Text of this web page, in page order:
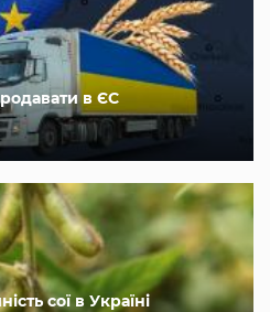
в ЄС
сої в Україні